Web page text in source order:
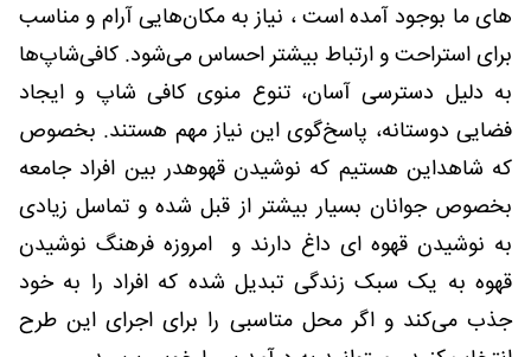
های ما بوجود آمده است ، نیاز به مکان‌هایی آرام و مناسب
برای استراحت و ارتباط بیشتر احساس می‌شود. کافی‌شاپ‌ها
به دلیل دسترسی آسان، تنوع منوی کافی شاپ و ایجاد
فضایی دوستانه، پاسخ‌گوی این نیاز مهم هستند. بخصوص
که شاهداین هستیم که نوشیدن قهوهدر بین افراد جامعه
بخصوص جوانان بسیار بیشتر از قبل شده و تماسل زیادی
به نوشیدن قهوه ای داغ دارند و امروزه فرهنگ نوشیدن
قهوه به یک سبک زندگی تبدیل شده که افراد را به خود
جذب می‌کند و اگر محل متاسبی را برای اجرای این طرح